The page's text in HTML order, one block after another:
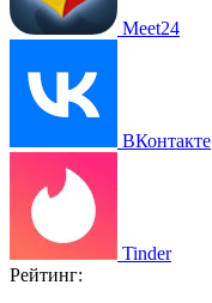
Meet24
ВКонтакте
Tinder
Рейтинг: